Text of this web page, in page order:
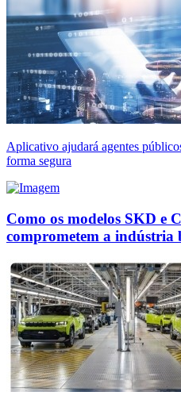
Aplicativo ajudará agentes
forma segura
Como os modelos SKD e
comprometem a indústria